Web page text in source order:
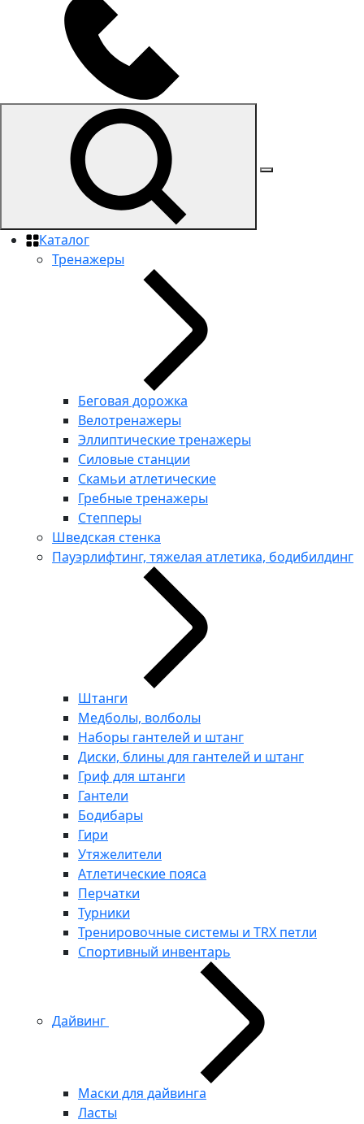
Каталог
Тренажеры
Беговая дорожка
Велотренажеры
Эллиптические тренажеры
Силовые станции
Скамьи атлетические
Гребные тренажеры
Степперы
Шведская стенка
Пауэрлифтинг, тяжелая атлетика, бодибилдинг
Штанги
Медболы, волболы
Наборы гантелей и штанг
Диски, блины для гантелей и штанг
Гриф для штанги
Гантели
Бодибары
Гири
Утяжелители
Атлетические пояса
Перчатки
Турники
Тренировочные системы и TRX петли
Спортивный инвентарь
Дайвинг
Маски для дайвинга
Ласты